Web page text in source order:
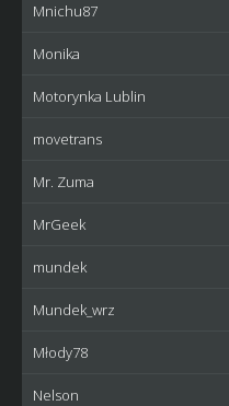
Mnichu87
Monika
Motorynka Lublin
movetrans
Mr. Zuma
MrGeek
mundek
Mundek_wrz
Młody78
Nelson